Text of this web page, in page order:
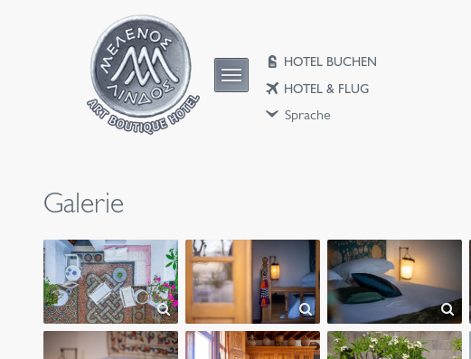
HOTEL BUCHEN
HOTEL & FLUG
Sprache
Galerie